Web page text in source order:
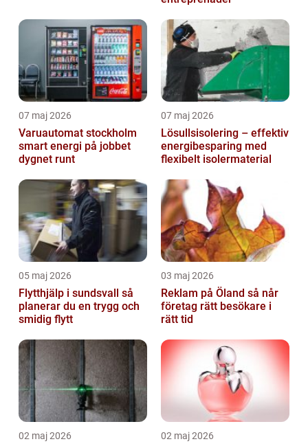
07 maj 2026
Varuautomat stockholm
smart energi på jobbet
dygnet runt
07 maj 2026
Lösullsisolering – effektiv
energibesparing med
flexibelt isolermaterial
05 maj 2026
Flytthjälp i sundsvall så
planerar du en trygg och
smidig flytt
03 maj 2026
Reklam på Öland så når
företag rätt besökare i
rätt tid
02 maj 2026 02 maj 2026